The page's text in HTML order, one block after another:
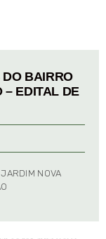
BAIRRO
– EDITAL DE
NOVA